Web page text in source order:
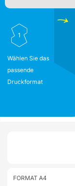
1
Wählen Sie das
passende
Druckformat
FORMAT A4